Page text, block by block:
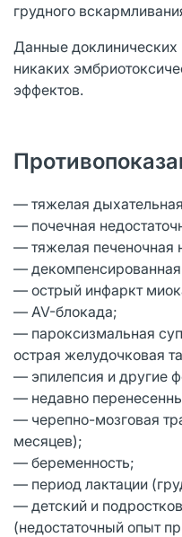
грудного
Данные
никаких
эффектов.
— тяжелая
— почечная
— тяжелая печеночная
— декомпенсированная
— острый инфаркт
— AV-блокада;
— пароксизмальная
острая желудочковая
— эпилепсия и другие
— недавно
— черепно-мозговая
месяцев);
— беременность;
— период лактации
— детский и
(недостаточный опыт